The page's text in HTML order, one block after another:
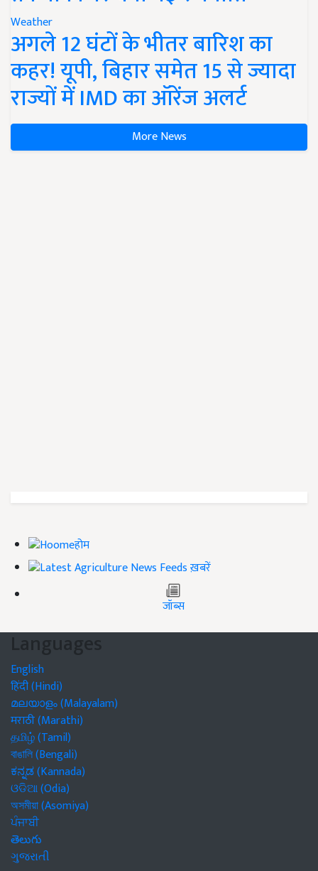
Weather
अगले 12 घंटों के भीतर बारिश का
कहर! यूपी, बिहार समेत 15 से ज्यादा
राज्यों में IMD का ऑरेंज अलर्ट
More News
होम
ख़बरें
जॉब्स
Languages
English
हिंदी (Hindi)
മലയാളം (Malayalam)
मराठी (Marathi)
தமிழ் (Tamil)
বাঙালি (Bengali)
ಕನ್ನಡ (Kannada)
ଓଡିଆ (Odia)
অসমীয়া (Asomiya)
ਪੰਜਾਬੀ
తెలుగు
ગુજરાતી